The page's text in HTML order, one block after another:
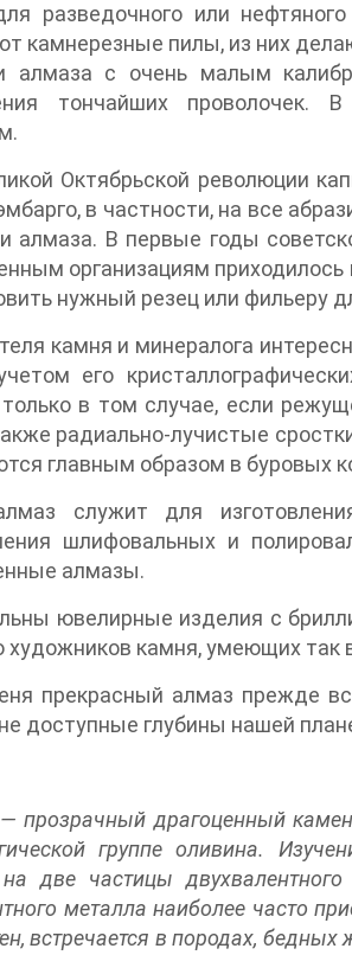
разведочного или
камнерезные пилы, из них
алмаза с очень малым
тончайших проволочек.
Октябрьской революции
в частности, на все
алмаза. В первые годы
организациям приходилось
нужный резец или фильеру
камня и минералога
его
в том случае, если
радиально-лучистые
главным образом в буровых
служит для
шлифовальных и
алмазы.
ювелирные изделия с
художников камня, умеющих так
прекрасный алмаз прежде
доступные глубины нашей
прозрачный драгоценный
группе оливина.
на две частицы
металла наиболее часто
встречается в породах,